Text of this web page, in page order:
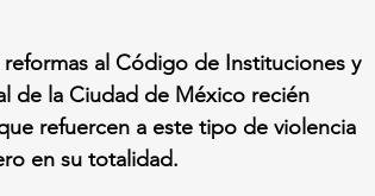
al Código de Instituciones y
de la Ciudad de México recién
refuercen a este tipo de violencia
en su totalidad.